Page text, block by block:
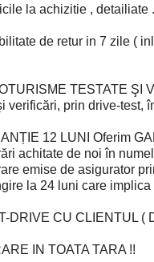
la achizitie , detailiate
de retur in 7 zile (
TESTATE ŞI
verificări, prin drive-test,
12 LUNI Oferim
achitate de noi în
emise de asigurator
la 24 luni care
DRIVE CU CLIENTUL (
IN TOATA TARA !!